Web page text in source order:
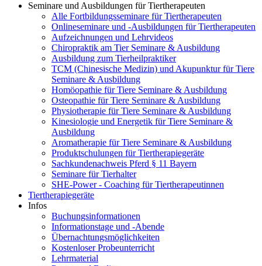
Seminare und Ausbildungen für Tiertherapeuten
Alle Fortbildungsseminare für Tiertherapeuten
Onlineseminare und -Ausbildungen für Tiertherapeuten
Aufzeichnungen und Lehrvideos
Chiropraktik am Tier Seminare & Ausbildung
Ausbildung zum Tierheilpraktiker
TCM (Chinesische Medizin) und Akupunktur für Tiere
Seminare & Ausbildung
Homöopathie für Tiere Seminare & Ausbildung
Osteopathie für Tiere Seminare & Ausbildung
Physiotherapie für Tiere Seminare & Ausbildung
Kinesiologie und Energetik für Tiere Seminare &
Ausbildung
Aromatherapie für Tiere Seminare & Ausbildung
Produktschulungen für Tiertherapiegeräte
Sachkundenachweis Pferd § 11 Bayern
Seminare für Tierhalter
SHE-Power - Coaching für Tiertherapeutinnen
Tiertherapiegeräte
Infos
Buchungsinformationen
Informationstage und -Abende
Übernachtungsmöglichkeiten
Kostenloser Probeunterricht
Lehrmaterial